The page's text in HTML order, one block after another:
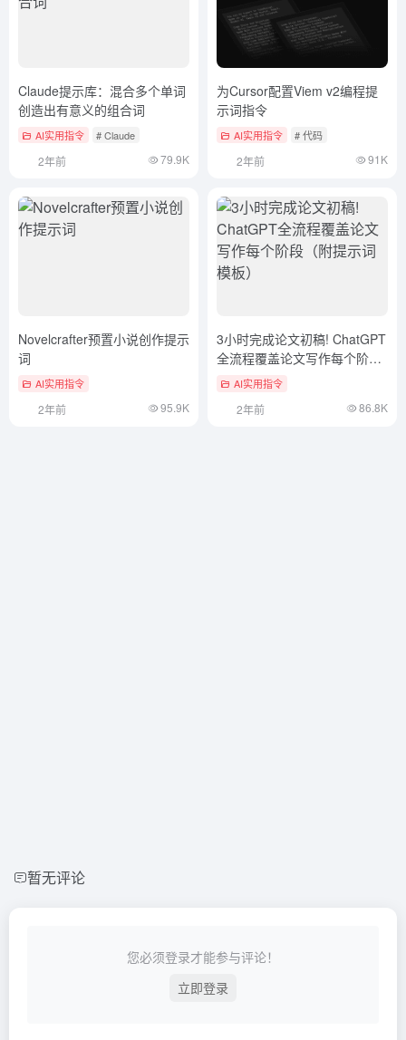
Claude提示库：混合多个单词
创造出有意义的组合词
AI实用指令 # Claude
2年前 79.9K
为Cursor配置Viem v2编程提
示词指令
AI实用指令 # 代码
2年前 91K
Novelcrafter预置小说创作提示
词
AI实用指令
2年前 95.9K
3小时完成论文初稿! ChatGPT
全流程覆盖论文写作每个阶段
（附提示词模板）
AI实用指令
2年前 86.8K
暂无评论
您必须登录才能参与评论！
立即登录